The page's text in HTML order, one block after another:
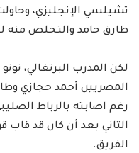
تشيلسي الإنجليزي،
طارق حامد والتخلص منه
لكن المدرب البرتغالي،
المصريين أحمد حجازي
رغم اصابته بالرباط
الثاني بعد أن كان قد قاب
الفريق.